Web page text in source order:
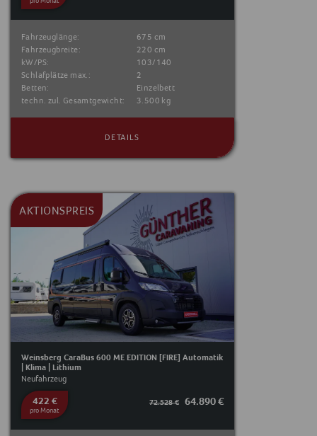
Fahrzeuglänge:
675 cm
Fahrzeugbreite:
220 cm
kW/PS:
103/140
Schlafplätze max.:
2
Betten:
Einzelbett
techn. zul. Gesamtgewicht:
3.500 kg
DETAILS
AKTIONSPREIS
Weinsberg CaraBus 600 ME EDITION [FIRE] Automatik
| Klima | Lithium
Neufahrzeug
422 €
pro Monat
64.890 €
72.528 €